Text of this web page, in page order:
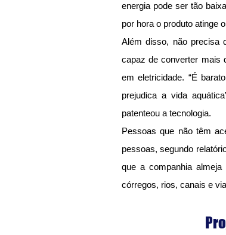
energia pode ser tão
por hora o produto atinge
Além disso, não precisa
capaz de converter mais
em eletricidade. “É
prejudica a vida
patenteou a tecnologia.
Pessoas que não têm
pessoas, segundo
que a companhia
córregos, rios, canais e